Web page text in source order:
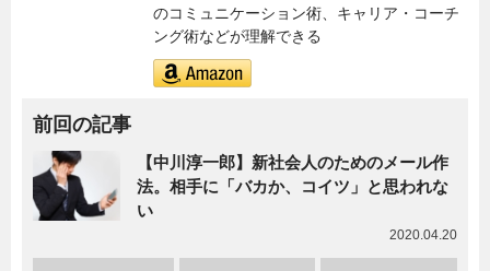
のコミュニケーション術、キャリア・コーチ
ング術などが理解できる
前回の記事
【中川淳一郎】新社会人のためのメール作
法。相手に「バカか、コイツ」と思われな
い
2020.04.20